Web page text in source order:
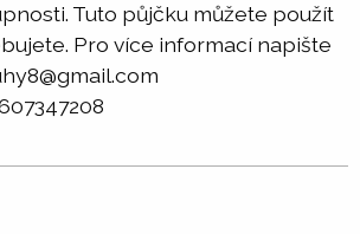
Tuto půjčku můžete použít
Pro více informací napište